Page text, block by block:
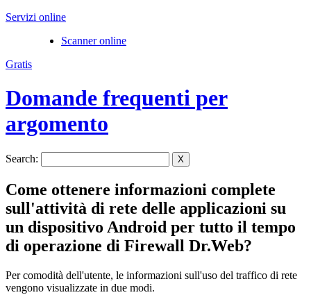
Servizi online
Scanner online
Gratis
Domande frequenti per
argomento
Search: X
Come ottenere informazioni complete
sull'attività di rete delle applicazioni su
un dispositivo Android per tutto il tempo
di operazione di Firewall Dr.Web?
Per comodità dell'utente, le informazioni sull'uso del traffico di rete
vengono visualizzate in due modi.